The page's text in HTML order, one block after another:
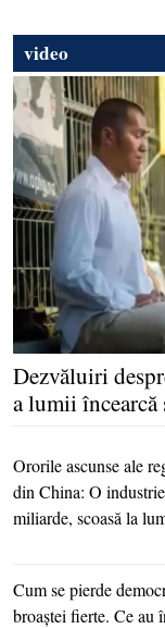
video
Dezvăluiri
a lumii încearcă
Ororile ascunse ale
din China: O
miliarde, scoasă la
Cum se pierde
broaştei fierte. Ce au